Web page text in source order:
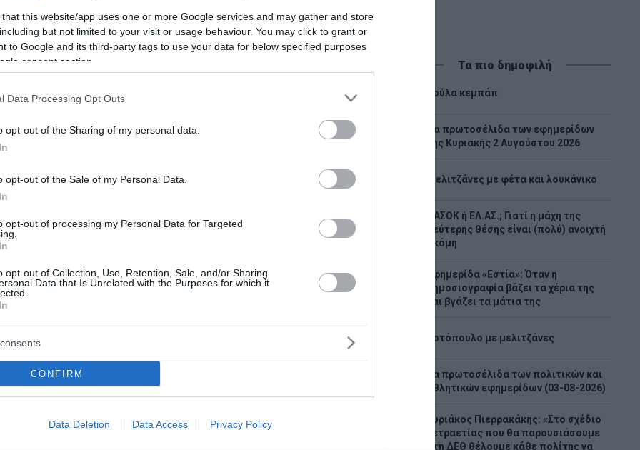
that this website/app uses one or more Google services and may gather and store
but not limited to your visit or usage behaviour. You may click to grant or
to Google and its third-party tags to use your data for below specified purposes
consent section.
Data Processing Opt Outs
opt-out of the Sharing of my personal data.
opt-out of the Sale of my Personal Data.
opt-out of processing my Personal Data for Targeted
opt-out of Collection, Use, Retention, Sale, and/or Sharing
Data that Is Unrelated with the Purposes for which it
CONFIRM
Data Deletion Data Access Privacy Policy
Σαουδική Αραβία
ενισχύουν τη
τους
Σαουδική Αραβία και το
την Παρασκευή
με περιφερειακές πηγές
γνώση του θέματος,
διέλευσης αμερικανικών και
ισραηλινών πλοίων από τα
Ηνωμένων Πολιτειών, του Ισραήλ και
άλλων χωρών πο...
Τα πιο δημοφιλή
Λούλα κεμπάπ
Tα πρωτοσέλιδα των εφημερίδων
της Κυριακής 2 Αυγούστου 2026
Μελιτζάνες με φέτα και λουκάνικο
ΠΑΣΟΚ ή ΕΛ.ΑΣ.; Γιατί η μάχη της
δεύτερης θέσης είναι (πολύ) ανοιχτή
ακόμη
Εφημερίδα «Εστία»: Όταν η
δημοσιογραφία βάζει τα χέρια της
και βγάζει τα μάτια της
Κοτόπουλο με μελιτζάνες
Τα πρωτοσέλιδα των πολιτικών και
αθλητικών εφημερίδων (03-08-2026)
Κυριάκος Πιερρακάκης: «Στο σχέδιο
τετραετίας που θα παρουσιάσουμε
στη ΔΕΘ θέλουμε κάθε πολίτης να